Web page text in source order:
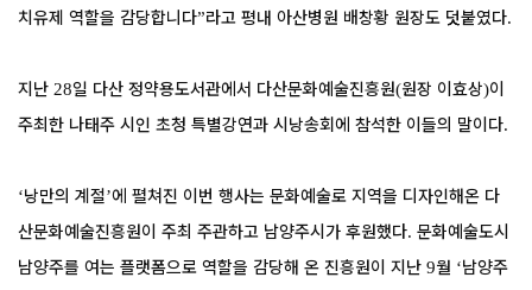
치유제 역할을 감당합니다”라고 평내 아산병원 배창황 원장도 덧붙였다.
지난 28일 다산 정약용도서관에서 다산문화예술진흥원(원장 이효상)이
주최한 나태주 시인 초청 특별강연과 시낭송회에 참석한 이들의 말이다.
‘낭만의 계절’에 펼쳐진 이번 행사는 문화예술로 지역을 디자인해온 다
산문화예술진흥원이 주최 주관하고 남양주시가 후원했다. 문화예술도시
남양주를 여는 플랫폼으로 역할을 감당해 온 진흥원이 지난 9월 ‘남양주